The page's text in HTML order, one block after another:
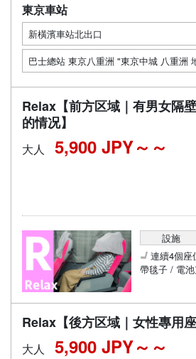
東京車站
新橫濱車站北出口
巴士總站 東京八重洲 "東京中城 八重洲
Relax【前方区域｜有男女隔
的情况】
大人 5,900 JPY～
設施
連續4個座
帶毯子 / 電
Relax【後方区域｜女性專用座
大人 5,900 JPY～